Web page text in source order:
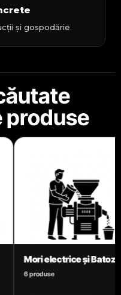
și gospodărie.
produse
Motoare termice benzină
3 produse